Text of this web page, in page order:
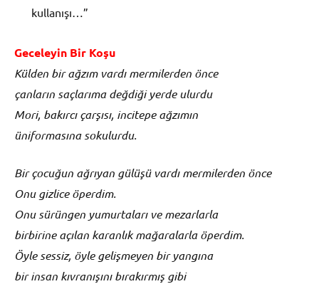
kullanışı…”
Geceleyin Bir Koşu
Külden bir ağzım vardı mermilerden önce
çanların saçlarıma değdiği yerde ulurdu
Mori, bakırcı çarşısı, incitepe ağzımın
üniformasına sokulurdu.
Bir çocuğun ağrıyan gülüşü vardı mermilerden önce
Onu gizlice öperdim.
Onu sürüngen yumurtaları ve mezarlarla
birbirine açılan karanlık mağaralarla öperdim.
Öyle sessiz, öyle gelişmeyen bir yangına
bir insan kıvranışını bırakırmış gibi